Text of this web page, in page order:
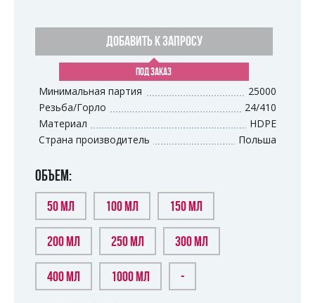
ДОБАВИТЬ К ЗАПРОСУ
ПОД ЗАКАЗ
Минимальная партия
25000
Резьба/Горло
24/410
Материал
HDPE
Страна производитель
Польша
ОБЪЕМ:
50 МЛ 100 МЛ 150 МЛ
200 МЛ 250 МЛ 300 МЛ
400 МЛ 1000 МЛ -